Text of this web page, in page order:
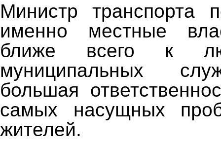
Министр транспорта
именно местные
ближе всего к
муниципальных
большая
самых насущных
жителей.